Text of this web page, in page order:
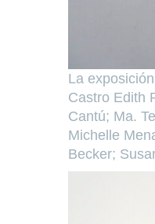
La
Castro Edith
Cantú; Ma.
Michelle
Becker;